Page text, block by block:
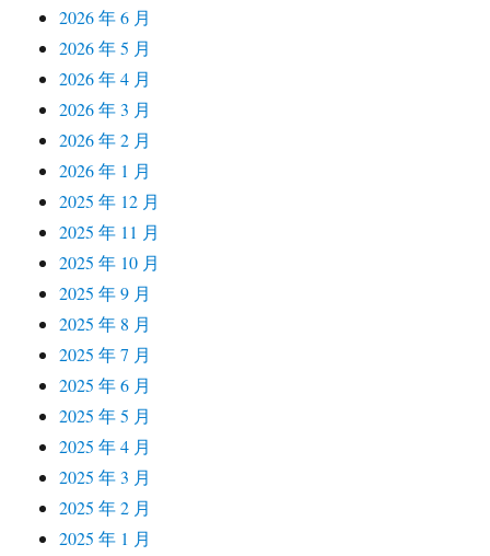
2026 年 6 月
2026 年 5 月
2026 年 4 月
2026 年 3 月
2026 年 2 月
2026 年 1 月
2025 年 12 月
2025 年 11 月
2025 年 10 月
2025 年 9 月
2025 年 8 月
2025 年 7 月
2025 年 6 月
2025 年 5 月
2025 年 4 月
2025 年 3 月
2025 年 2 月
2025 年 1 月